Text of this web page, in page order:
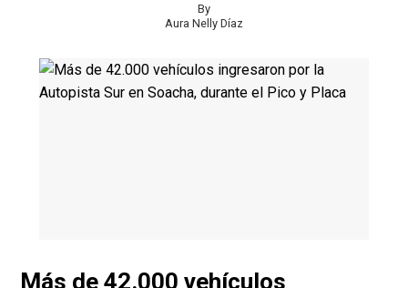
By
Aura Nelly Díaz
Más de 42.000 vehículos